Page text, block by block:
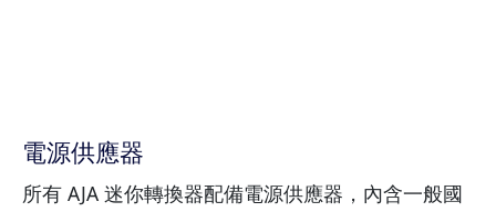
電源供應器
所有 AJA 迷你轉換器配備電源供應器，內含一般國